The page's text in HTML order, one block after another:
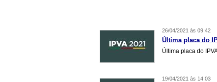
26/04/2021 às 09:42
Última placa do
Última placa do
19/04/2021 às 14:03